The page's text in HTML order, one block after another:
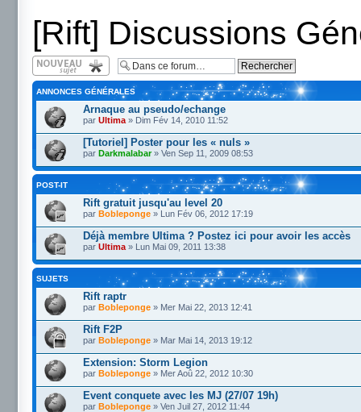
[Rift] Discussions
Écrire un nouveau
sujet
ANNONCES GÉNÉRALES
Arnaque au pseudo/echange
par Ultima » Dim Fév 14, 2010 11:52
[Tutoriel] Poster pour les « nuls »
par Darkmalabar» Ven Sep 11, 2009 08:53
POST-IT
Rift gratuit jusqu'au level 20
par Bobleponge » Lun Fév 06, 2012 17:19
Déjà membre Ultima ? Postez ici pour avoir les accès
par Ultima » Lun Mai 09, 2011 13:38
SUJETS
Rift raptr
par Bobleponge » Mer Mai 22, 2013 12:41
Rift F2P
par Bobleponge » Mar Mai 14, 2013 19:12
Extension: Storm Legion
par Bobleponge » Mer Aoû 22, 2012 10:30
Event conquete avec les MJ (27/07 19h)
par Bobleponge » Ven Juil 27, 2012 11:44